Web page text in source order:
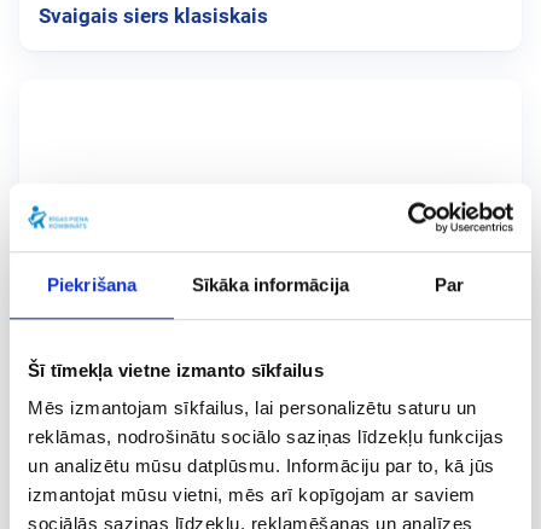
Piekrišana Sīkāka informācija Par
Šī tīmekļa vietne izmanto sīkfailus
Mēs izmantojam sīkfailus, lai personalizētu saturu un
reklāmas, nodrošinātu sociālo saziņas līdzekļu funkcijas
un analizētu mūsu datplūsmu. Informāciju par to, kā jūs
izmantojat mūsu vietni, mēs arī kopīgojam ar saviem
sociālās saziņas līdzekļu, reklamēšanas un analīzes
Svaigais siers klasiskais